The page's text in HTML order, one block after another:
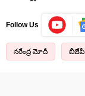
Follow Us
నరేంద్ర మోదీ బీజేపీ